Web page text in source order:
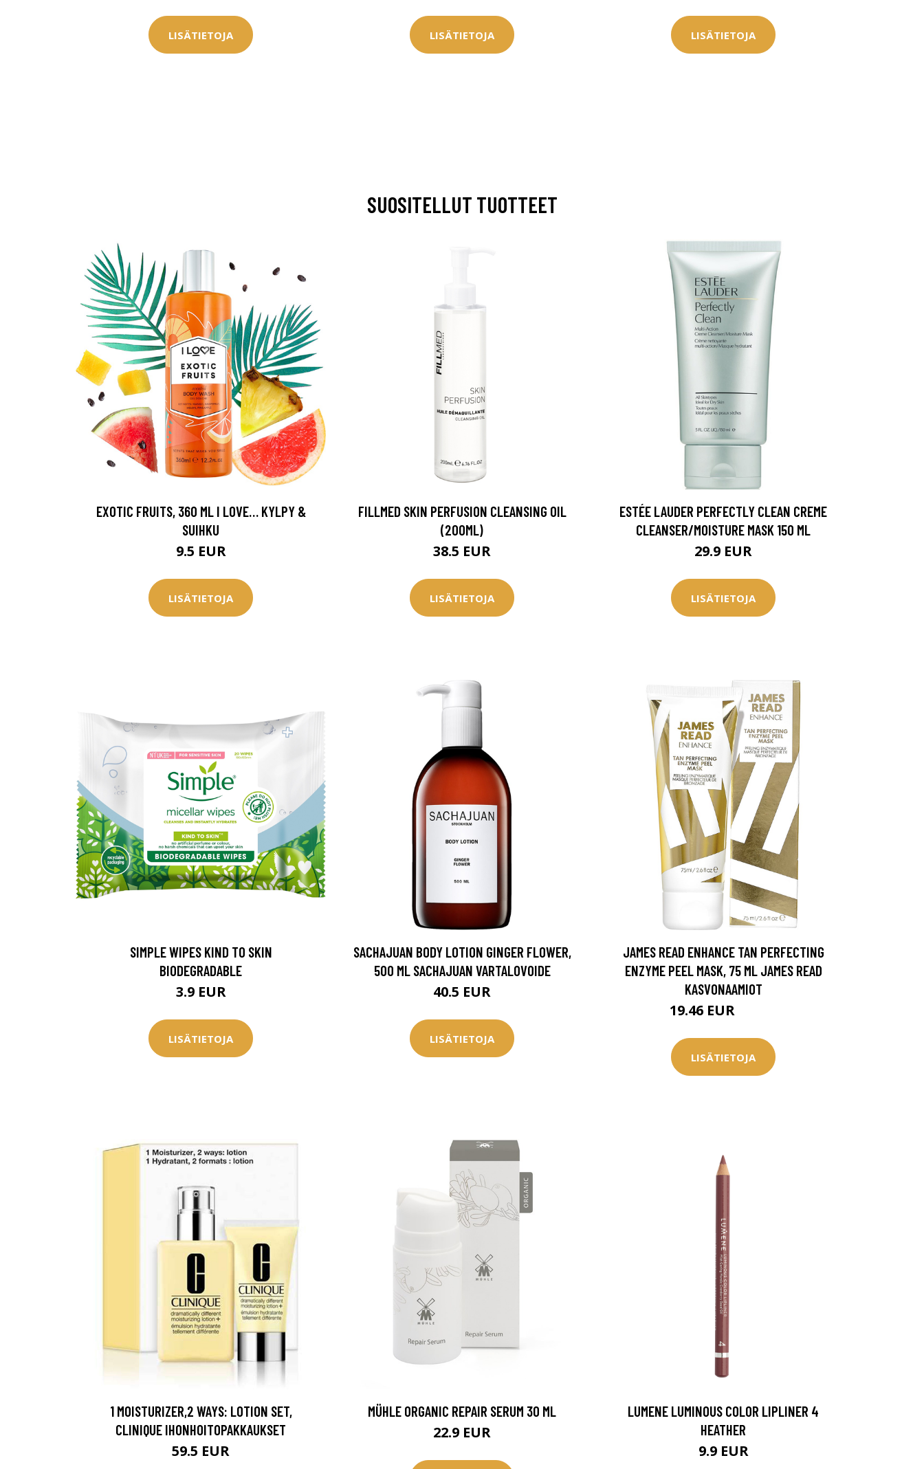
LISÄTIETOJA LISÄTIETOJA LISÄTIETOJA
SUOSITELLUT TUOTTEET
EXOTIC FRUITS, 360 ML I LOVE… KYLPY &
SUIHKU
9.5 EUR
LISÄTIETOJA
FILLMED SKIN PERFUSION CLEANSING OIL
(200ML)
38.5 EUR
LISÄTIETOJA
ESTÉE LAUDER PERFECTLY CLEAN CREME
CLEANSER/MOISTURE MASK 150 ML
29.9 EUR
LISÄTIETOJA
SIMPLE WIPES KIND TO SKIN
BIODEGRADABLE
3.9 EUR
LISÄTIETOJA
SACHAJUAN BODY LOTION GINGER FLOWER,
500 ML SACHAJUAN VARTALOVOIDE
40.5 EUR
LISÄTIETOJA
JAMES READ ENHANCE TAN PERFECTING
ENZYME PEEL MASK, 75 ML JAMES READ
KASVONAAMIOT
19.46 EUR
LISÄTIETOJA
1 MOISTURIZER,2 WAYS: LOTION SET,
CLINIQUE IHONHOITOPAKKAUKSET
59.5 EUR
MÜHLE ORGANIC REPAIR SERUM 30 ML
22.9 EUR
LUMENE LUMINOUS COLOR LIPLINER 4
HEATHER
9.9 EUR
Erikoistarjous
IdealofMeD Kauppa
Kaikki IdealofMeDin tuotteet -20 %!
konsultaation